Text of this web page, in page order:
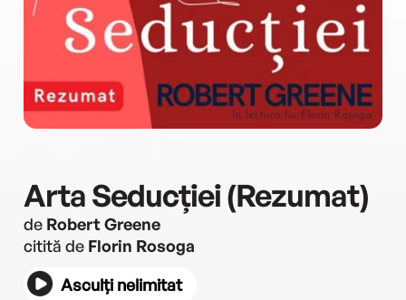
Arta Seducției (Rezumat)
de Robert Greene
citită de Florin Rosoga
Asculți nelimitat